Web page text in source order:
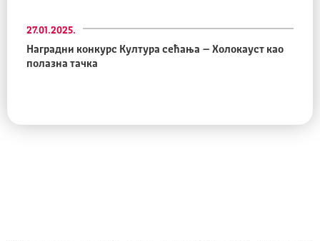
Наградни конкурс Култура сећања – Холокауст као
полазна тачка
27.01.2025.